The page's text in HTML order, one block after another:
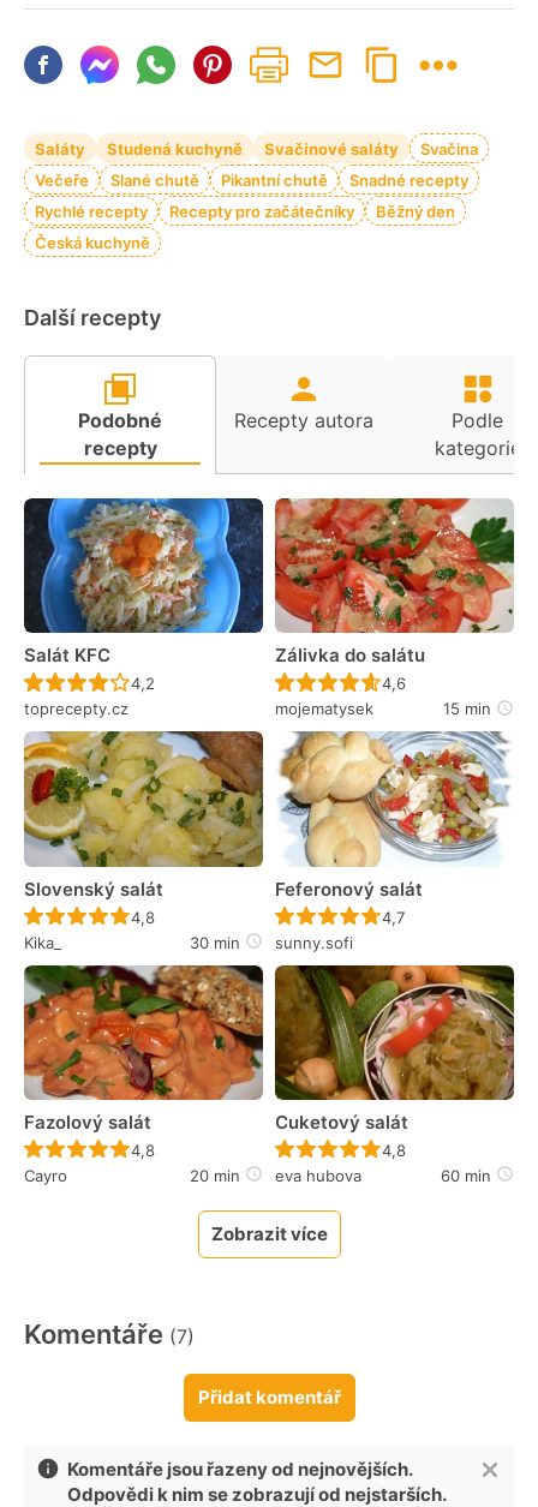
Saláty Studená kuchyně Svačinové saláty
Svačina
Večeře
Slané chutě Pikantní chutě
Snadné recepty
Rychlé recepty
Recepty pro začátečníky
Běžný den
Česká kuchyně
Další recepty
Podobné
recepty
Recepty autora
Podle
kategorie
Salát KFC
Recept ještě nebyl hodnocen
4,2
toprecepty.cz
Zálivka do salátu
Recept ještě nebyl
4,6
mojematysek
15 min
Slovenský salát
Recept ještě nebyl hodnocen
4,8
Kika_
30 min
Feferonový salát
Recept ještě nebyl
4,7
sunny.sofi
Fazolový salát
Recept ještě nebyl hodnocen
4,8
Cayro
20 min
Cuketový salát
Recept ještě nebyl
4,8
eva hubova
60 min
Zobrazit více
Komentáře (7)
Přidat komentář
Komentáře jsou řazeny od nejnovějších.
Odpovědi k nim se zobrazují od nejstarších.